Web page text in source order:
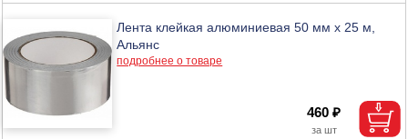
Лента клейкая алюминиевая 50 мм х 25 м,
Альянс
подробнее о товаре
460 ₽